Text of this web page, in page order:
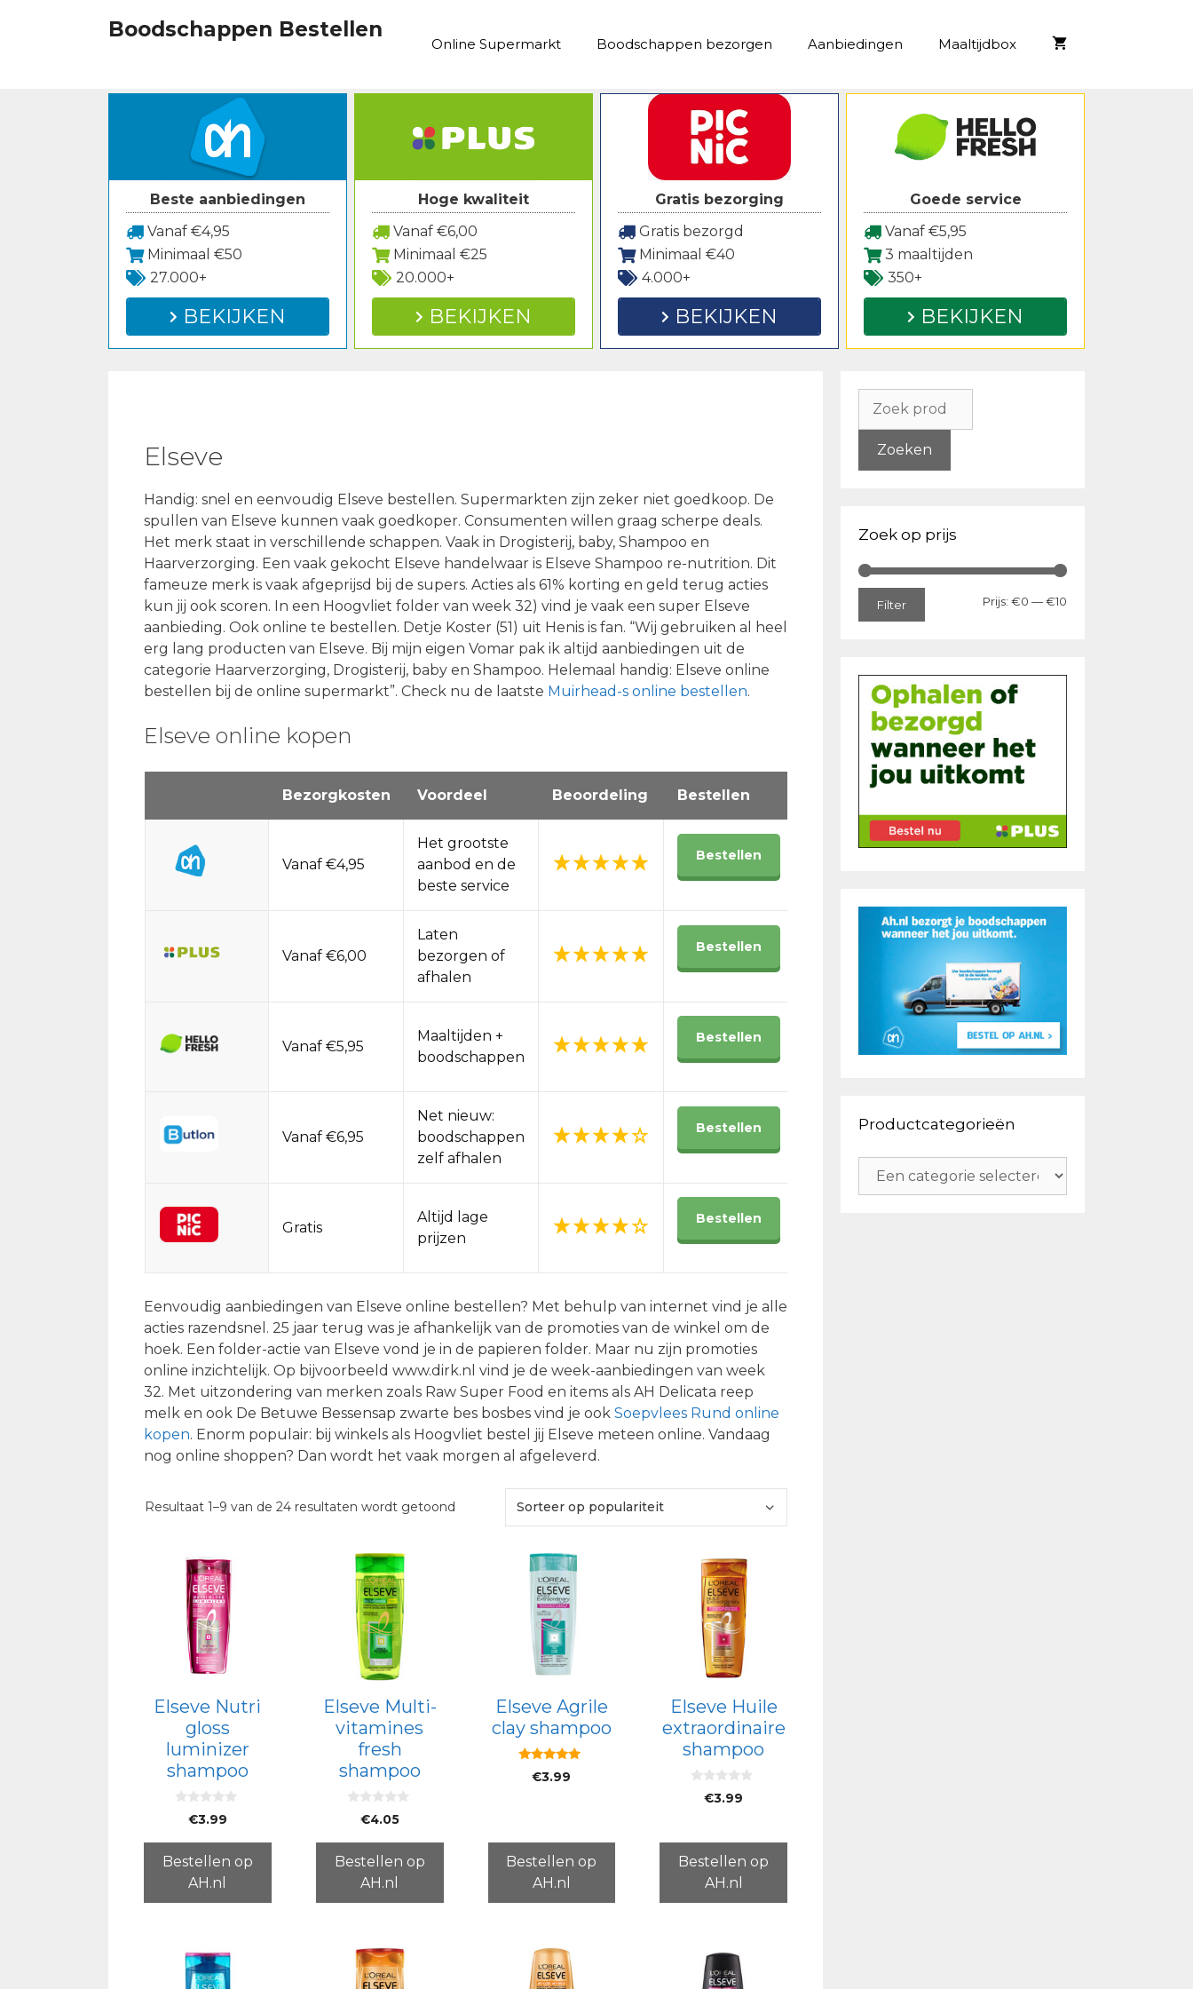
Boodschappen Bestellen
Online Supermarkt Boodschappen bezorgen Aanbiedingen Maaltijdbox
Beste aanbiedingen
Vanaf €4,95
Minimaal €50
27.000+
BEKIJKEN
Hoge kwaliteit
Vanaf €6,00
Minimaal €25
20.000+
BEKIJKEN
Gratis bezorging
Gratis bezorgd
Minimaal €40
4.000+
BEKIJKEN
Goede service
Vanaf €5,95
3 maaltijden
350+
BEKIJKEN
Elseve
Handig: snel en eenvoudig Elseve bestellen. Supermarkten zijn zeker niet goedkoop. De
spullen van Elseve kunnen vaak goedkoper. Consumenten willen graag scherpe deals.
Het merk staat in verschillende schappen. Vaak in Drogisterij, baby, Shampoo en
Haarverzorging. Een vaak gekocht Elseve handelwaar is Elseve Shampoo re-nutrition. Dit
fameuze merk is vaak afgeprijsd bij de supers. Acties als 61% korting en geld terug acties
kun jij ook scoren. In een Hoogvliet folder van week 32) vind je vaak een super Elseve
aanbieding. Ook online te bestellen. Detje Koster (51) uit Henis is fan. “Wij gebruiken al heel
erg lang producten van Elseve. Bij mijn eigen Vomar pak ik altijd aanbiedingen uit de
categorie Haarverzorging, Drogisterij, baby en Shampoo. Helemaal handig: Elseve online
bestellen bij de online supermarkt”. Check nu de laatste Muirhead-s online bestellen.
Elseve online kopen
Bezorgkosten Voordeel Beoordeling Bestellen
Vanaf €4,95
Het grootste
aanbod en de
beste service
Bestellen
Vanaf €6,00
Laten
bezorgen of
afhalen
Bestellen
Vanaf €5,95
Maaltijden +
boodschappen
Bestellen
Vanaf €6,95
Net nieuw:
boodschappen
zelf afhalen
Bestellen
Gratis
Altijd lage
prijzen
Bestellen
Eenvoudig aanbiedingen van Elseve online bestellen? Met behulp van internet vind je alle
acties razendsnel. 25 jaar terug was je afhankelijk van de promoties van de winkel om de
hoek. Een folder-actie van Elseve vond je in de papieren folder. Maar nu zijn promoties
online inzichtelijk. Op bijvoorbeeld www.dirk.nl vind je de week-aanbiedingen van week
32. Met uitzondering van merken zoals Raw Super Food en items als AH Delicata reep
melk en ook De Betuwe Bessensap zwarte bes bosbes vind je ook Soepvlees Rund online
kopen. Enorm populair: bij winkels als Hoogvliet bestel jij Elseve meteen online. Vandaag
nog online shoppen? Dan wordt het vaak morgen al afgeleverd.
Resultaat 1–9 van de 24 resultaten wordt getoond Gesorteerd
Elseve Nutri
gloss
luminizer
shampoo
5
€3.99
Bestellen op
AH.nl
Elseve Multi-
vitamines
fresh
shampoo
5
€4.05
Bestellen op
AH.nl
Elseve Agrile
clay shampoo
5.00
van 5
€3.99
Bestellen op
AH.nl
Elseve Huile
extraordinaire
shampoo
€3.99
Bestellen op
AH.nl
naar:
Zoeken
Zoek op prijs
Filter Prijs: €0 —€10
Productcategorieën